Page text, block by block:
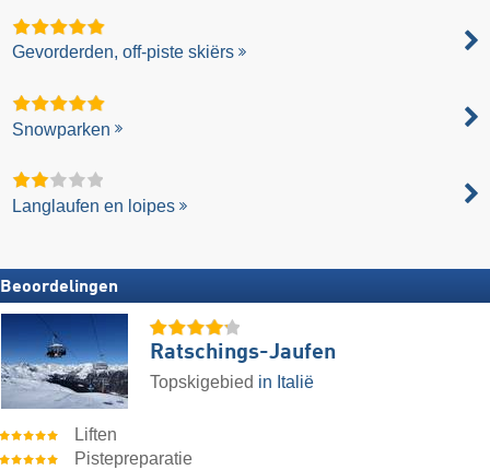
Gevorderden, off-piste skiërs
Snowparken
Langlaufen en loipes
Beoordelingen
Ratschings-Jaufen
Topskigebied in Italië
Liften
Pistepreparatie